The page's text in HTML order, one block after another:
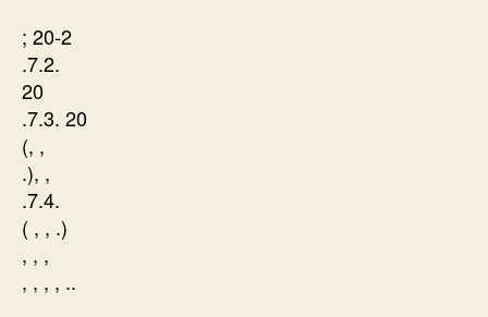
; 20-2
.7.2.
20
.7.3. 20
(, ,
.), ,
.7.4.
( , , .)
, , ,
, , , , ..